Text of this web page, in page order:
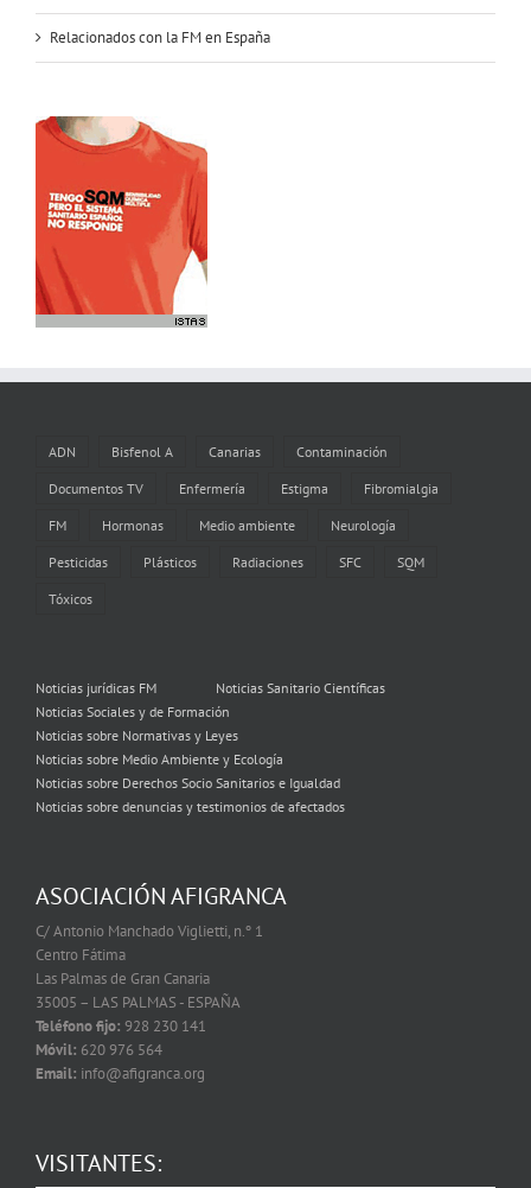
Relacionados con la FM en España
ADN Bisfenol A Canarias Contaminación
Documentos TV Enfermería Estigma Fibromialgia
FM Hormonas Medio ambiente Neurología
Pesticidas Plásticos Radiaciones SFC SQM
Tóxicos
Noticias jurídicas FM
Noticias Sanitario Científicas
Noticias Sociales y de Formación
Noticias sobre Normativas y Leyes
Noticias sobre Medio Ambiente y Ecología
Noticias sobre Derechos Socio Sanitarios e Igualdad
Noticias sobre denuncias y testimonios de afectados
ASOCIACIÓN AFIGRANCA
C/ Antonio Manchado Viglietti, n.º 1
Centro Fátima
Las Palmas de Gran Canaria
35005 – LAS PALMAS - ESPAÑA
Teléfono fijo: 928 230 141
Móvil: 620 976 564
Email: info@afigranca.org
VISITANTES: